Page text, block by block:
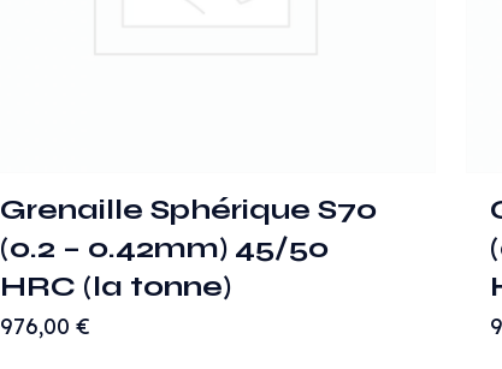
Grenaille Sphérique S70
(0.2 – 0.42mm) 45/50
HRC (la tonne)
976,00€